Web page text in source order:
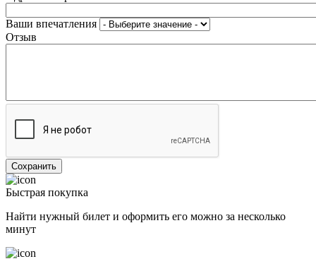
Ваши впечатления
Отзыв
Быстрая покупка
Найти нужный билет и оформить его можно за несколько
минут